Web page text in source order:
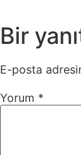
Bir
E-posta
Yorum *